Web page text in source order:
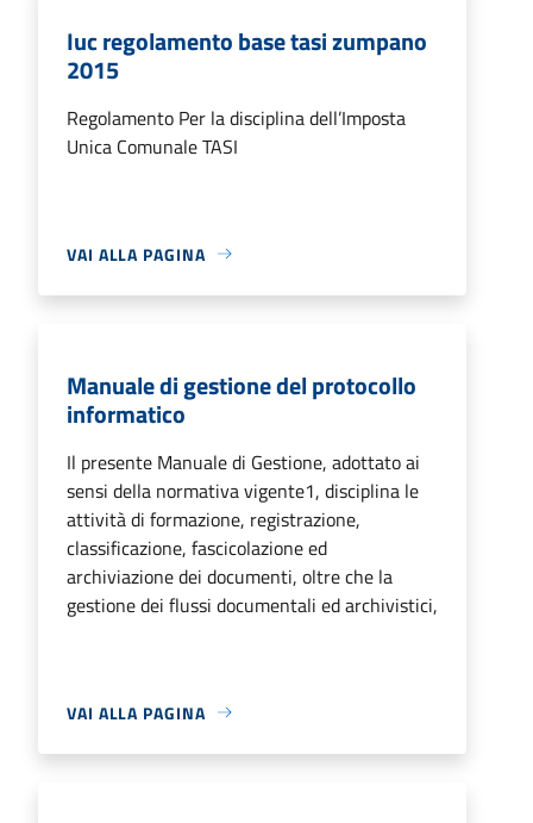
Iuc regolamento base tasi zumpano
2015
Regolamento Per la disciplina dell’Imposta
Unica Comunale TASI
VAI ALLA PAGINA
Manuale di gestione del protocollo
informatico
Il presente Manuale di Gestione, adottato ai
sensi della normativa vigente1, disciplina le
attività di formazione, registrazione,
classificazione, fascicolazione ed
archiviazione dei documenti, oltre che la
gestione dei flussi documentali ed archivistici,
VAI ALLA PAGINA